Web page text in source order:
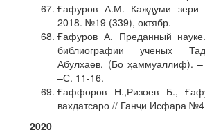
Ғафуров А.М. Каждуми зери
2018. №19 (339), октябр.
Ғафуров А. Преданный
библиографии ученых
Абулхаев. (Бо ҳаммуаллиф).
–С. 11-16.
Ғаффоров Н.,Ризоев Б.,
вахдатсаро // Ганҷи Исфара
2020